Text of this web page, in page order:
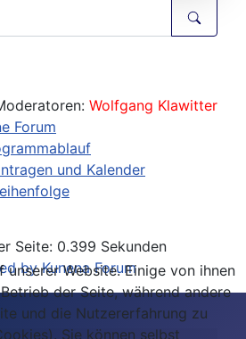
Wolfgang Klawitter
Forum
und Kalender
Seite: 0.399 Sekunden
by Kunena Forum
Website. Einige von ihnen
der Seite, während andere
und die Nutzererfahrung zu
Sie können selbst